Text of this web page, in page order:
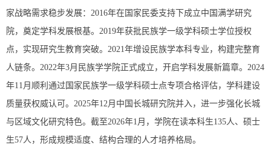
家战略需求稳步发展：2016年在国家民委支持下成立中国满学研究
院，奠定学科发展根基。2019年获批民族学一级学科硕士学位授权
点，实现研究生教育突破。2021年增设民族学本科专业，构建完整育
人链条。2022年3月民族学学院正式成立，开启学科发展新篇章。2024
年11月顺利通过国家民族学一级学科硕士点专项合格评估，学科建设
质量获权威认可。2025年12月中国长城研究院并入，进一步强化长城
与区域文化研究特色。截至2026年1月，学院在读本科生135人、硕士
生57人，形成规模适度、结构合理的人才培养格局。